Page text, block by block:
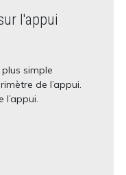
l'appui
simple
de l’appui.